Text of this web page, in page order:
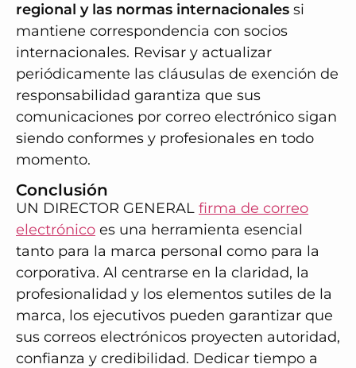
regional y las normas internacionales si
mantiene correspondencia con socios
internacionales. Revisar y actualizar
periódicamente las cláusulas de exención de
responsabilidad garantiza que sus
comunicaciones por correo electrónico sigan
siendo conformes y profesionales en todo
momento.
Conclusión
UN DIRECTOR GENERAL firma de correo
electrónico es una herramienta esencial
tanto para la marca personal como para la
corporativa. Al centrarse en la claridad, la
profesionalidad y los elementos sutiles de la
marca, los ejecutivos pueden garantizar que
sus correos electrónicos proyecten autoridad,
confianza y credibilidad. Dedicar tiempo a